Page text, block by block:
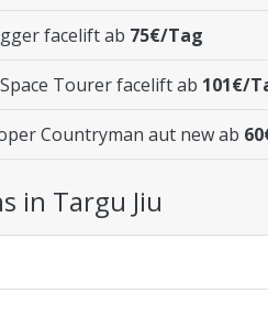
facelift ab 75€/Tag
Tourer facelift ab 101€/
Countryman aut new ab
in Targu Jiu